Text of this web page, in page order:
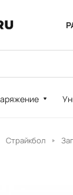
Страйкбол